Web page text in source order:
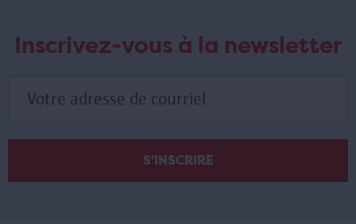
Inscrivez-vous à la newsletter